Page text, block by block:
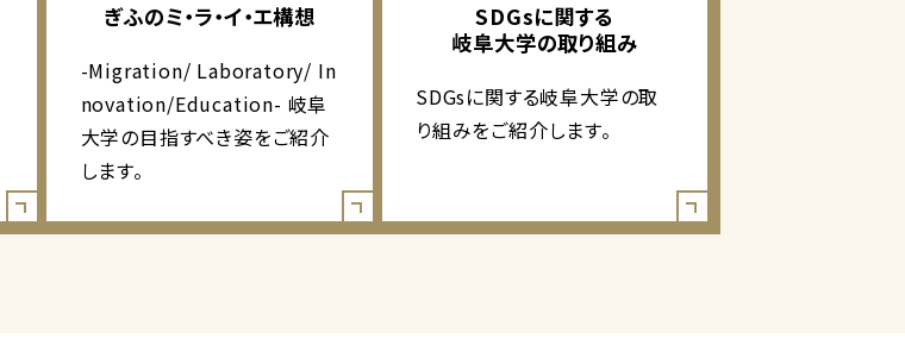
ぎふのミ・ラ・イ・エ構想
-Migration/ Laboratory/ In
novation/Education- 岐阜
大学の目指すべき姿をご紹介
します。
SDGsに関する
岐阜大学の取り組み
SDGsに関する岐阜大学の取
り組みをご紹介します。